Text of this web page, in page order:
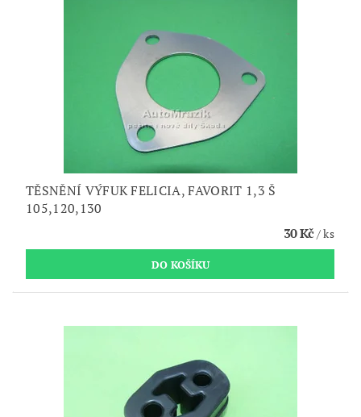
TĚSNĚNÍ VÝFUK FELICIA, FAVORIT 1,3 Š
105,120,130
30 Kč/ ks